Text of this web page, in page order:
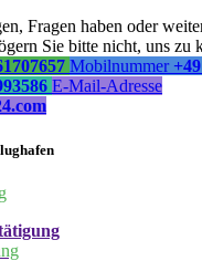
Fragen haben oder
Sie bitte nicht, uns zu
Mobilnummer
E-Mail-Adresse